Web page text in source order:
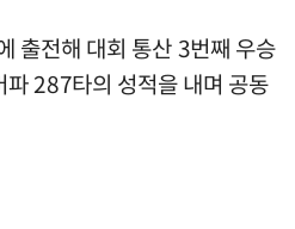
출전해 대회 통산 3번째 우승
287타의 성적을 내며 공동